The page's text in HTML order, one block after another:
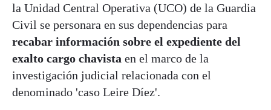
la Unidad Central Operativa (UCO) de la Guardia
Civil se personara en sus dependencias para
recabar información sobre el expediente del
exalto cargo chavista en el marco de la
investigación judicial relacionada con el
denominado 'caso Leire Díez'.